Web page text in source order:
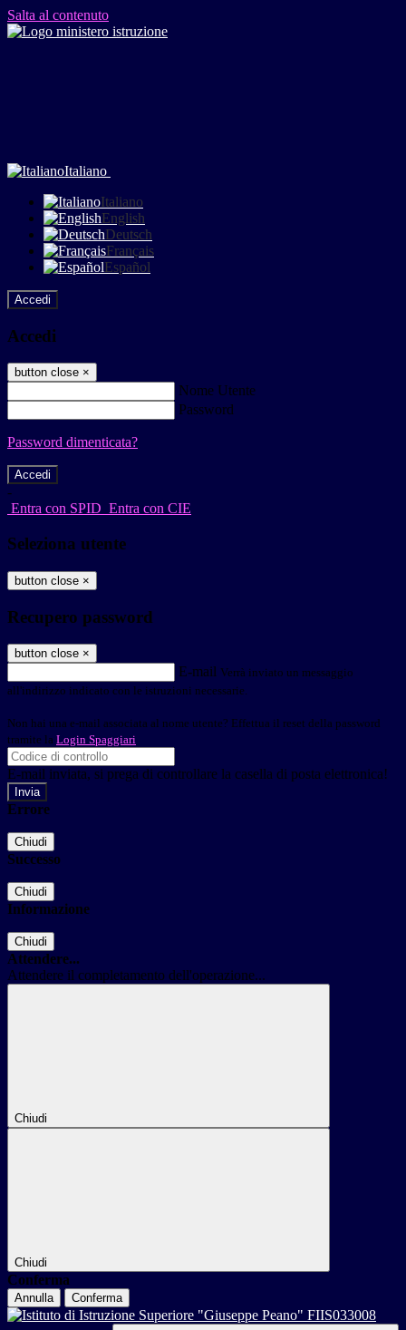
Salta al contenuto
Italiano
Italiano
English
Deutsch
Français
Español
Accedi
Accedi
button close ×
Nome Utente
Password
Password dimenticata?
-
Entra con SPID Entra con CIE
Seleziona utente
button close ×
Recupero password
button close ×
E-mail Verrà inviato un messaggio
all'indirizzo indicato con le istruzioni necessarie.
Non hai una e-mail associata al nome utente? Effettua il reset della password
tramite la Login Spaggiari
E-mail inviata, si prega di controllare la casella di posta elettronica!
Errore
Chiudi
Successo
Chiudi
Informazione
Chiudi
Attendere...
Attendere il completamento dell'operazione...
Chiudi
Chiudi
Conferma
Annulla Conferma